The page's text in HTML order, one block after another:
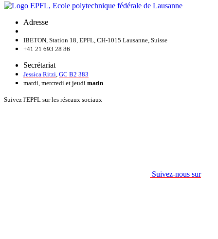
Adresse
IBETON, Station 18, EPFL, CH-1015 Lausanne, Suisse
+41 21 693 28 86
Secrétariat
Jessica Ritzi GC B2 383
mardi, mercredi et jeudi matin
Suivez l'EPFL sur les réseaux sociaux
Suivez-nous sur